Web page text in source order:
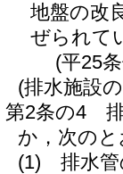
地盤の改
ぜられて
(平25
(排水施設
第2条の4
か，次の
(1)
排水